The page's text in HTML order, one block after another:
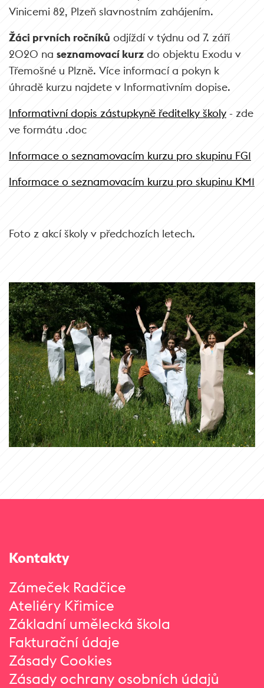
Vinicemi 82, Plzeň slavnostním zahájením.
Žáci prvních ročníků odjíždí v týdnu od 7. září
2020 na seznamovací kurz do objektu Exodu v
Třemošné u Plzně. Více informací a pokyn k
úhradě kurzu najdete v Informativním dopise.
Informativní dopis zástupkyně ředitelky školy - zde
ve formátu .doc
Informace o seznamovacím kurzu pro skupinu FG1
Informace o seznamovacím kurzu pro skupinu KM1
Foto z akcí školy v předchozích letech.
Kontakty
Zámeček Radčice
Ateliéry Křimice
Základní umělecká škola
Fakturační údaje
Zásady Cookies
Zásady ochrany osobních údajů